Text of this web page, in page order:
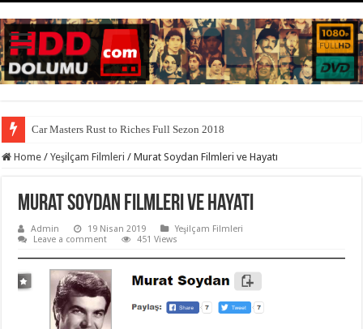
Car Masters Rust to Riches Full Sezon 2018
Home / Yeşilçam Filmleri / Murat Soydan Filmleri ve Hayatı
Murat Soydan Filmleri ve Hayatı
Admin 19 Nisan 2019
Yeşilçam Filmleri
Leave a comment
451 Views